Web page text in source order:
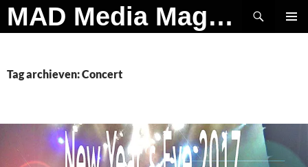
Ga
naar
MAD Media Magazine
Zoeken
Tag archieven: Concert